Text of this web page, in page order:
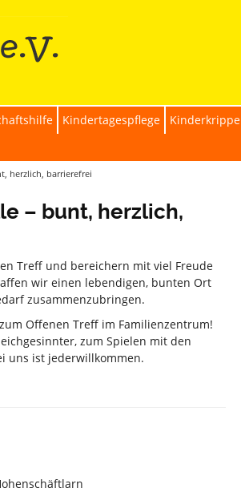
Kindertagespflege Kinderkrippe
herzlich, barrierefrei
– bunt, herzlich,
Treff und bereichern mit viel Freude
wir einen lebendigen, bunten Ort
zusammenzubringen.
Offenen Treff im Familienzentrum!
zum Spielen mit den
uns ist jederwillkommen.